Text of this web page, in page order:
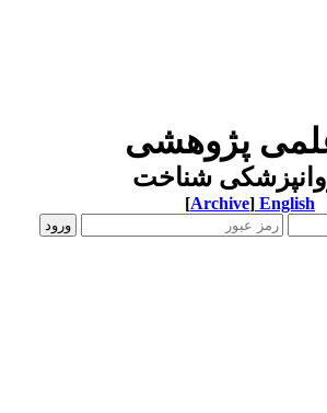
پژوهشی
شناخت
English
[Archive]